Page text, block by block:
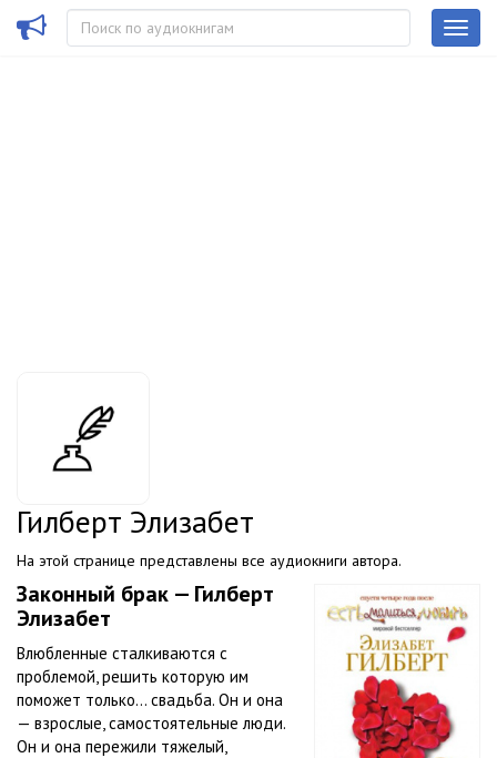
Гилберт Элизабет
На этой странице представлены все аудиокниги автора.
Законный брак — Гилберт
Элизабет
Влюбленные сталкиваются с
проблемой, решить которую им
поможет только… свадьба. Он и она
— взрослые, самостоятельные люди.
Он и она пережили тяжелый,